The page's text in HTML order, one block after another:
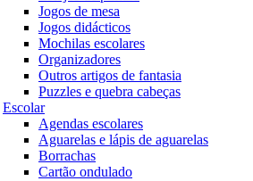
Jogos de mesa
Jogos didácticos
Mochilas escolares
Organizadores
Outros artigos de fantasia
Puzzles e quebra cabeças
Escolar
Agendas escolares
Aguarelas e lápis de aguarelas
Borrachas
Cartão ondulado